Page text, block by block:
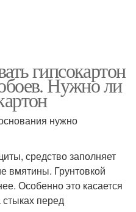
гипсокартон
Нужно ли
нужно
средство заполняет
вмятины. Грунтовкой
Особенно это касается
перед